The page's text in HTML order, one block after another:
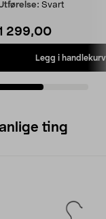
Svart
299,00
Legg i handlekurv
ting